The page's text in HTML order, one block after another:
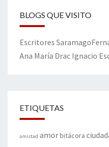
BLOGS QUE VISITO
Escritores Saramago
Ana María Drac Ignacio
ETIQUETAS
amistad amorbitácora